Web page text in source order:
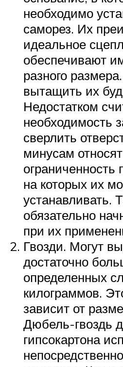
необходимо
саморез. Их
идеальное
обеспечивают
разного
вытащить их
Недостатком
необходимость
сверлить
минусам относят
ограниченность
на которых их
устанавливать.
обязательно
при их
Гвозди. Могут
достаточно
определенных
килограммов.
зависит от
Дюбель-гвоздь
гипсокартона